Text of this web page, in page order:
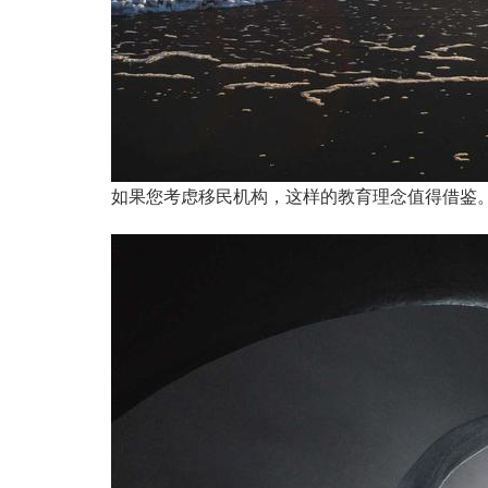
如果您考虑移民机构，这样的教育理念值得借鉴